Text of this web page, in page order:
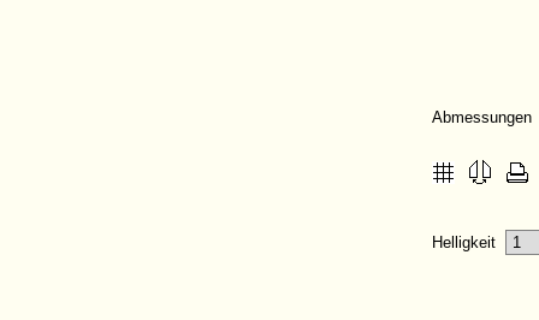
Abmessungen
Helligkeit